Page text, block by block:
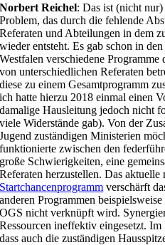
Norbert Reichel: Das ist (nicht
Problem, das durch die fehlende
Referaten und Abteilungen in dem
wieder entsteht. Es gab schon in
Westfalen verschiedene
von unterschiedlichen Referaten
diese zu einem Gesamtprogramm
ich hatte hierzu 2018 einmal einen
damalige Hausleitung jedoch nicht
viele Widerstände gab). Von der
Jugend zuständigen Ministerien
funktionierte zwischen den
große Schwierigkeiten, eine
Referaten herzustellen. Das
Startchancenprogramm verschärft
anderen Programmen
OGS nicht verknüpft wird.
Ressourcen ineffektiv eingesetzt.
dass auch die zuständigen